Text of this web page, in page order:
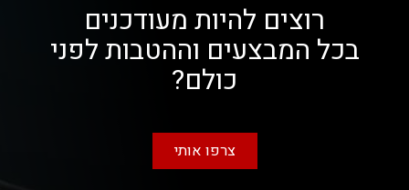
רוצים להיות מעודכנים
בכל המבצעים וההטבות לפני
כולם?
צרפו אותי